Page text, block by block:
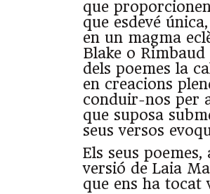
que
que esdevé
en un magma
Blake o Rimbaud
dels poemes la
en creacions
conduir-nos per
que suposa
seus versos
Els seus
versió de Laia
que ens ha tocat